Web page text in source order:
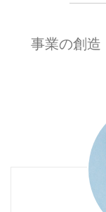
事業の創造